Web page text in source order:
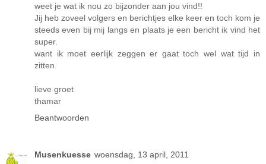
weet je wat ik nou zo bijzonder aan jou vind!!
Jij heb zoveel volgers en berichtjes elke keer en toch kom je
steeds even bij mij langs en plaats je een bericht ik vind het
super.
want ik moet eerlijk zeggen er gaat toch wel wat tijd in
zitten.
lieve groet
thamar
Beantwoorden
Musenkuesse woensdag, 13 april, 2011